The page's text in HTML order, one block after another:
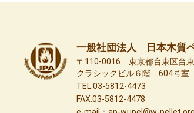
一般社団法人 日本木質
〒110-0016 東京都台東区台
クラシックビル６階 604号室
TEL.03-5812-4473
FAX.03-5812-4478